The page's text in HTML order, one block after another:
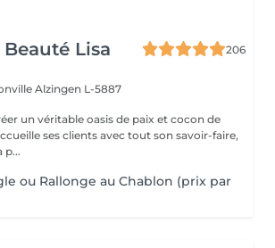
Lisa
206
Alzingen L-5887
un véritable oasis de paix et cocon de
ses clients avec tout son savoir-faire,
p...
ou Rallonge au Chablon (prix par